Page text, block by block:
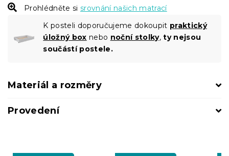
Prohlédněte sisrovnání našich matrací
K posteli doporučujeme dokoupit praktický
úložný box nebo noční stolky,ty nejsou
součástí postele.
Materiál a rozměry
Provedení